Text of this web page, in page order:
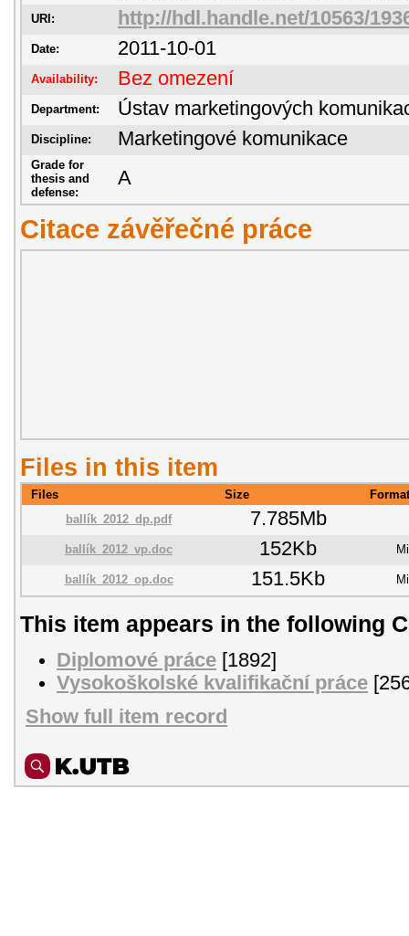
URI: http://hdl.handle.net/10563/
Date: 2011-10-01
Availability: Bez omezení
Department: Ústav marketingových
Discipline: Marketingové komunikace
Grade for
thesis and
defense:
A
Citace závěřečné práce
Files in this item
Files Size
Format
ballík_2012_dp.pdf
7.785Mb
ballík_2012_vp.doc 152Kb
ballík_2012_op.doc 151.5Kb
This item appears in the following
Diplomové práce [1892]
Vysokoškolské kvalifikační práce
Show full item record